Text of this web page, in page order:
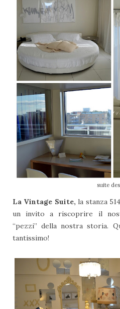
suite
La Vintage Suite, la stanza
un invito a riscoprire il
“pezzi” della nostra storia.
tantissimo!